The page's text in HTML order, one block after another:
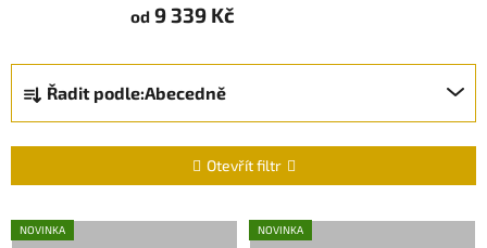
od 9 339 Kč
Ř
a
z
n
í
Řadit podle:Abecedně
Otevřít filtr
VNOVINKA NOVINKA